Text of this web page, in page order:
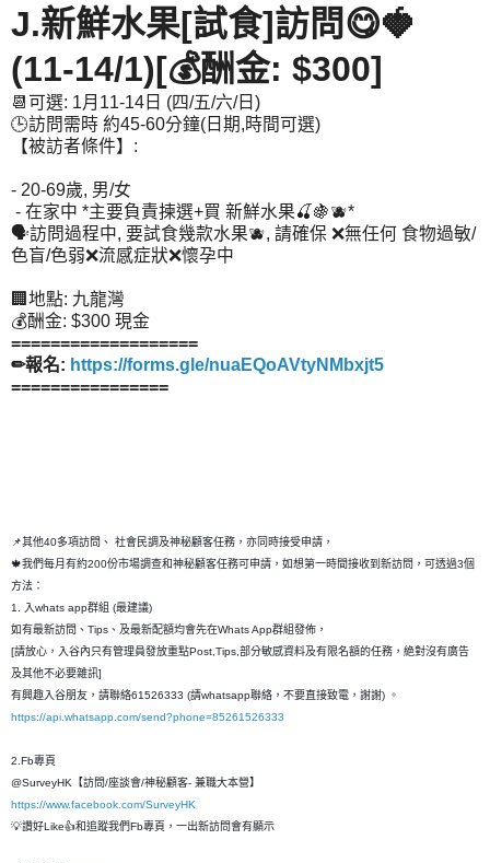
J.新鮮水果[試食]訪問😋🍓
(11-14/1)[💰酬金: $300]
📆可選: 1月11-14日 (四/五/六/日)
🕒訪問需時 約45-60分鐘(日期,時間可選)
【被訪者條件】:
- 20-69歲, 男/女
- 在家中 *主要負責揀選+買 新鮮水果🍒🍇🫐*
🗣️訪問過程中, 要試食幾款水果🫐, 請確保 ❌無任何 食物過敏/
色盲/色弱❌流感症狀❌懷孕中
🏢地點: 九龍灣
💰酬金: $300 現金
===================
✏報名: https://forms.gle/nuaEQoAVtyNMbxjt5
================
📌其他40多項訪問、 社會民調及神秘顧客任務，亦同時接受申請，
🍁我們每月有約200份市場調查和神秘顧客任務可申請，如想第一時間接收到新訪問，可透過3個
方法：
1. 入whats app群組 (最建議)
如有最新訪問、Tips、及最新配額均會先在Whats App群組發佈，
[請放心，入谷內只有管理員發放重點Post,Tips,部分敏感資料及有限名額的任務，絶對沒有廣告
及其他不必要雜訊]
有興趣入谷朋友，請聯絡61526333 (請whatsapp聯絡，不要直接致電，謝謝) 。
https://api.whatsapp.com/send?phone=85261526333
2.Fb專頁
@SurveyHK【訪問/座談會/神秘顧客- 兼職大本營】
https://www.facebook.com/SurveyHK
💡讚好Like👍和追蹤我們Fb專頁，一出新訪問會有顯示